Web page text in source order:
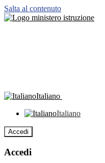
Salta al contenuto
Italiano
Italiano
Accedi
Accedi